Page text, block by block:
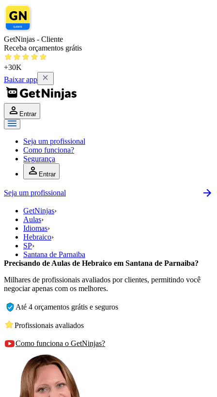
GetNinjas - Cliente
Receba orçamentos grátis
+30K
Baixar app
Entrar
Seja um profissional
Como funciona?
Segurança
Entrar
Seja um profissional
GetNinjas›
Aulas›
Idiomas›
Hebraico›
SP›
Santana de Parnaiba
Precisando de Aulas de Hebraico em Santana de Parnaiba?
Milhares de profissionais avaliados por clientes, permitindo você
negociar apenas com os melhores.
Até 4 orçamentos grátis e seguros
Profissionais avaliados
Como funciona o GetNinjas?